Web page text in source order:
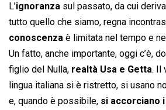
L’ignoranza sul passato, da cui
tutto quello che siamo, regna
conoscenza è limitata nel tempo e
Un fatto, anche importante, oggi c’è,
figlio del Nulla, realtà Usa e Getta. Il
lingua italiana si è ristretto, si usano
e, quando è possibile, si accorciano